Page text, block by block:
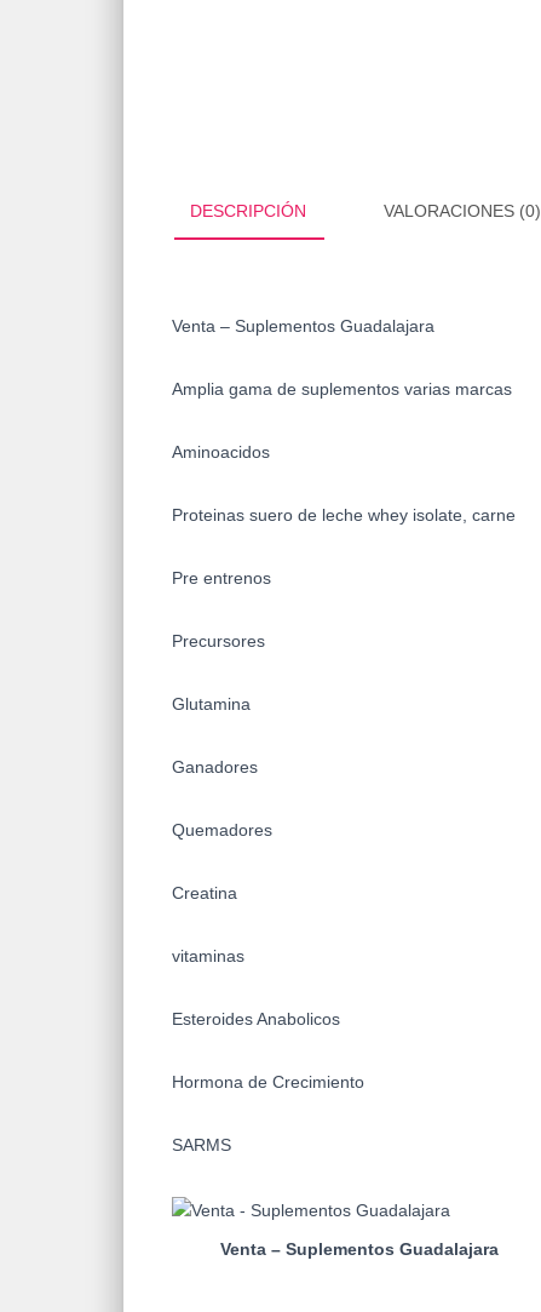
DESCRIPCIÓN VALORACIONES (0)
Venta – Suplementos Guadalajara
Amplia gama de suplementos varias marcas
Aminoacidos
Proteinas suero de leche whey isolate, carne
Pre entrenos
Precursores
Glutamina
Ganadores
Quemadores
Creatina
vitaminas
Esteroides Anabolicos
Hormona de Crecimiento
SARMS
Venta – Suplementos Guadalajara